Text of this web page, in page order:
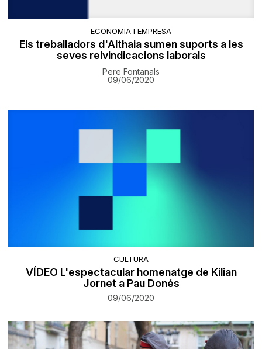
ECONOMIA I EMPRESA
Els treballadors d'Althaia sumen suports a les
seves reivindicacions laborals
Pere Fontanals
09/06/2020
CULTURA
VÍDEO L'espectacular homenatge de Kilian
Jornet a Pau Donés
09/06/2020